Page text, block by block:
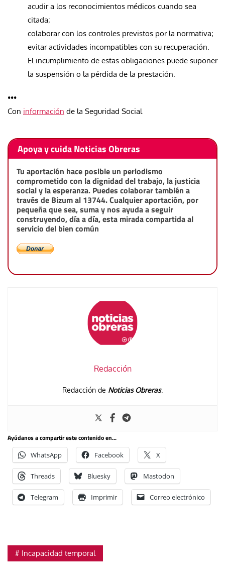
acudir a los reconocimientos médicos cuando sea
citada;
colaborar con los controles previstos por la normativa;
evitar actividades incompatibles con su recuperación.
El incumplimiento de estas obligaciones puede suponer
la suspensión o la pérdida de la prestación.
•••
Con información de la Seguridad Social
Apoya y cuida Noticias Obreras
Tu aportación hace posible un periodismo
comprometido con la dignidad del trabajo, la justicia
social y la esperanza. Puedes colaborar también a
través de Bizum al 13744. Cualquier aportación, por
pequeña que sea, suma y nos ayuda a seguir
construyendo, día a día, esta mirada compartida al
servicio del bien común
Redacción
Redacción de Noticias Obreras.
Ayúdanos a compartir este contenido en...
WhatsApp Facebook X
Threads Bluesky Mastodon
Telegram Imprimir Correo electrónico
Incapacidad temporal